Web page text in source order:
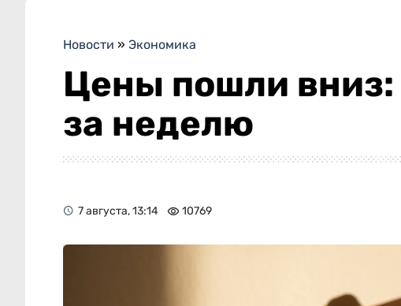
Новости » Экономика
Цены пошли вниз:
за неделю
7 августа, 13:14 10769